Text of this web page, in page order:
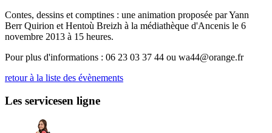
Contes, dessins et comptines : une animation proposée par Yann
Berr Quirion et Hentoù Breizh à la médiathèque d'Ancenis le 6
novembre 2013 à 15 heures.
Pour plus d'informations : 06 23 03 37 44 ou wa44@orange.fr
retour à la liste des évènements
Les servicesen ligne